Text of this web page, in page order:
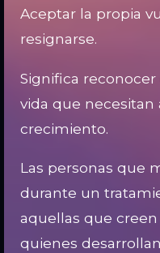
Aceptar la propia
resignarse.
Significa
vida que necesitan
crecimiento.
Las personas que
durante un
aquellas que
quienes